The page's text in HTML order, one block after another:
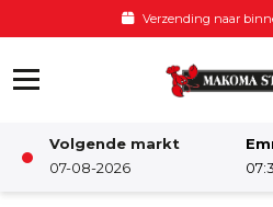
Verzending naar
Volgende markt
07-08-2026